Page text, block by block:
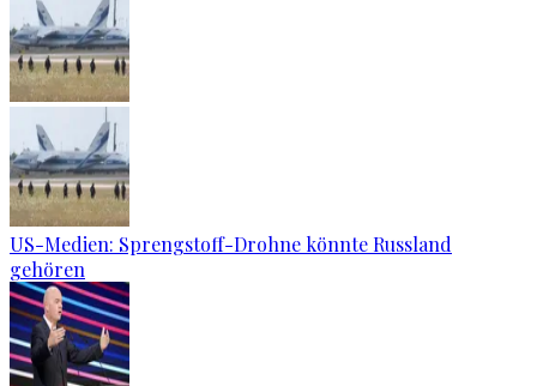
US-Medien: Sprengstoff-Drohne könnte Russland
gehören